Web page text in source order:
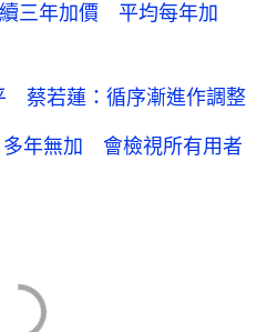
三年加價 平均每年加
蔡若蓮：循序漸進作調整
多年無加 會檢視所有用者